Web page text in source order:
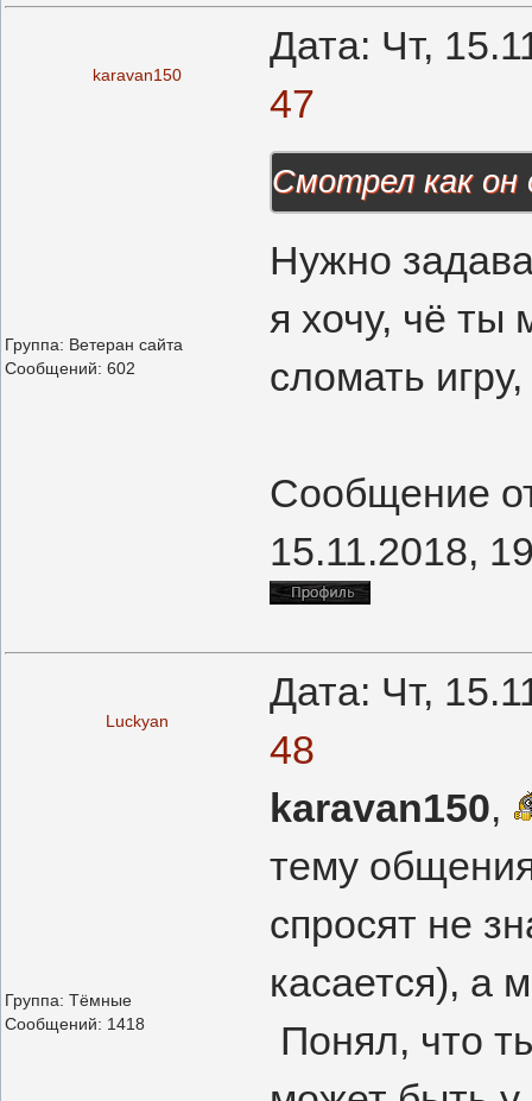
karavan150
Дата: Чт,
47
Группа: Ветеран сайта
Сообщений: 602
Смотрел как он
Нужно
я хочу, чё ты
сломать
Сообщение
15.11.2018,
Luckyan
Дата: Чт,
48
Группа: Тёмные
Сообщений: 1418
karavan150,
тему
спросят не
касается), а
Понял, что